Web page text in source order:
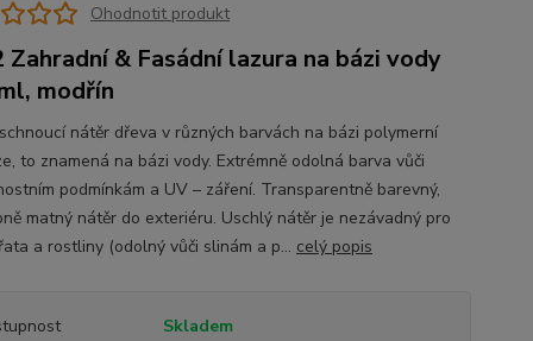
Ohodnotit produkt
Zahradní & Fasádní lazura na bázi vody
modřín
nátěr dřeva v různých barvách na bázi polymerní
to znamená na bázi vody. Extrémně odolná barva vůči
podmínkám a UV – záření. Transparentně barevný,
matný nátěr do exteriéru. Uschlý nátěr je nezávadný pro
a rostliny (odolný vůči slinám a p... celý popis
Skladem